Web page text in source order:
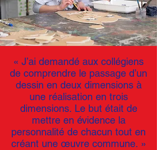
« J’ai demandé aux collégiens
de comprendre le passage d’un
dessin en deux dimensions à
une réalisation en trois
dimensions. Le but était de
mettre en évidence la
personnalité de chacun tout en
créant une œuvre commune. »